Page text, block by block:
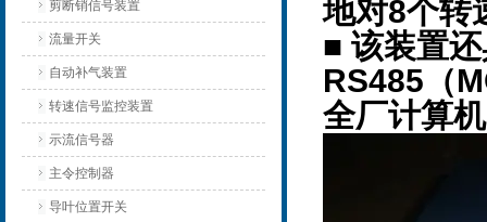
剪断销信号装置
流量开关
自动补气装置
转速信号监控装置
示流信号器
主令控制器
导叶位置开关
地对8个转
■ 该装置
RS485（
全厂计算